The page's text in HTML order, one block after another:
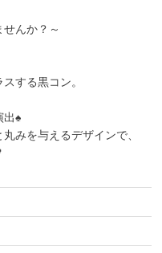
んか？～
する黒コン。
出♠️
みを与えるデザインで、